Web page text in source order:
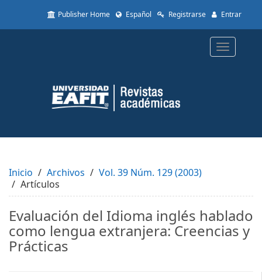
to
Content
Sidebar
Publisher Home Español Registrarse Entrar
Toggle
Inicio Archivos
Vol. 39 Núm. 129 (2003)
Artículos
Evaluación del Idioma inglés hablado
como lengua extranjera: Creencias y
Prácticas